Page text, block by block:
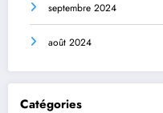
septembre 2024
août 2024
Catégories